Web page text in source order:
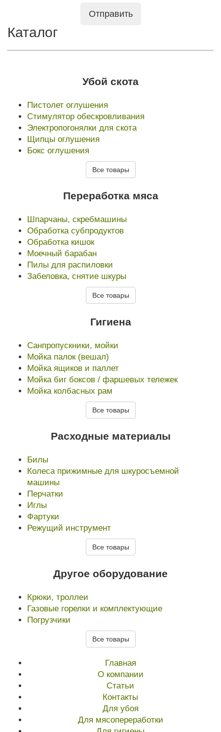
Отправить
Каталог
Убой скота
Пистолет оглушения
Стимулятор обескровливания
Электропогонялки для скота
Щипцы оглушения
Бокс оглушения
Все товары
Переработка мяса
Шпарчаны, скребмашины
Обработка субпродуктов
Обработка кишок
Моечный барабан
Пилы для распиловки
Забеловка, снятие шкуры
Все товары
Гигиена
Санпропускники, мойки
Мойка палок (вешал)
Мойка ящиков и паллет
Мойка биг боксов / фаршевых тележек
Мойка колбасных рам
Все товары
Расходные материалы
Билы
Колеса прижимные для шкуросъемной
машины
Перчатки
Иглы
Фартуки
Режущий инструмент
Все товары
Другое оборудование
Крюки, троллеи
Газовые горелки и комплектующие
Погрузчики
Все товары
Главная
О компании
Статьи
Контакты
Для убоя
Для мясопереработки